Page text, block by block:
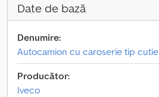
Date de bază
Denumire:
Autocamion cu caroserie tip cutie
Producător:
Iveco